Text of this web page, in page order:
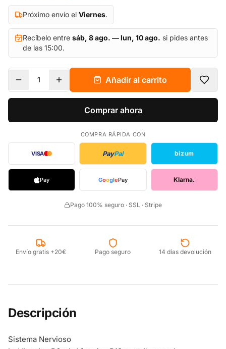
Próximo envío el Viernes.
Recíbelo entre sáb, 8 ago. — lun, 10 ago. si pides antes
de las 15:00.
1 Añadir al carrito
Comprar ahora
COMPRA RÁPIDA CON
VISA PayPal bizum
Pay GooglePay Klarna.
Pago 100% seguro · SSL · Stripe
Envío gratis +20€ Pago seguro 14 días devolución
Descripción
Sistema Nervioso